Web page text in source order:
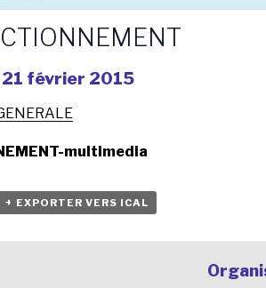
21 février 2015
multimedia
+ EXPORTER VERS ICAL